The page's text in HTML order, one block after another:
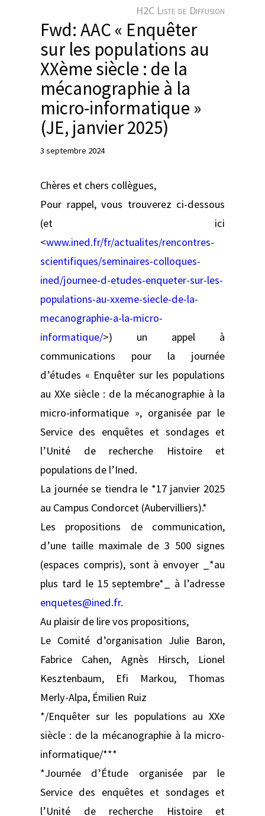
H2C Liste de Diffusion
Fwd: AAC « Enquêter
sur les populations au
XXème siècle : de la
mécanographie à la
micro-informatique »
(JE, janvier 2025)
3 septembre 2024
Chères et chers collègues,
Pour rappel, vous trouverez ci-dessous
(et ici
<www.ined.fr/fr/actualites/rencontres-
scientifiques/seminaires-colloques-
ined/journee-d-etudes-enqueter-sur-les-
populations-au-xxeme-siecle-de-la-
mecanographie-a-la-micro-
informatique/>) un appel à
communications pour la journée
d’études « Enquêter sur les populations
au XXe siècle : de la mécanographie à la
micro-informatique », organisée par le
Service des enquêtes et sondages et
l’Unité de recherche Histoire et
populations de l’Ined.
La journée se tiendra le *17 janvier 2025
au Campus Condorcet (Aubervilliers).*
Les propositions de communication,
d’une taille maximale de 3 500 signes
(espaces compris), sont à envoyer _*au
plus tard le 15 septembre*_ à l’adresse
enquetes@ined.fr.
Au plaisir de lire vos propositions,
Le Comité d’organisation Julie Baron,
Fabrice Cahen, Agnès Hirsch, Lionel
Kesztenbaum, Efi Markou, Thomas
Merly-Alpa, Émilien Ruiz
*/Enquêter sur les populations au XXe
siècle : de la mécanographie à la micro-
informatique/***
*Journée d’Étude organisée par le
Service des enquêtes et sondages et
l’Unité de recherche Histoire et